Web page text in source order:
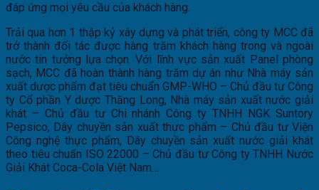
đáp ứng mọi yêu cầu của khách hàng.
Trải qua hơn 1 thập kỷ xây dựng và phát triển, công ty MCC đã
trở thành đối tác được hàng trăm khách hàng trong và ngoài
nước tin tưởng lựa chọn. Với lĩnh vực sản xuất Panel phòng
sạch, MCC đã hoàn thành hàng trăm dự án như Nhà máy sản
xuất dược phẩm đạt tiêu chuẩn GMP-WHO – Chủ đầu tư Công
ty Cổ phần Y dược Thăng Long, Nhà máy sản xuất nước giải
khát – Chủ đầu tư Chi nhánh Công ty TNHH NGK Suntory
Pepsico, Dây chuyền sản xuất thực phẩm – Chủ đầu tư Viện
Công nghệ thực phẩm, Dây chuyền sản xuất nước giải khát
theo tiêu chuẩn ISO 22000 – Chủ đầu tư Công ty TNHH Nước
Giải Khát Coca-Cola Việt Nam…